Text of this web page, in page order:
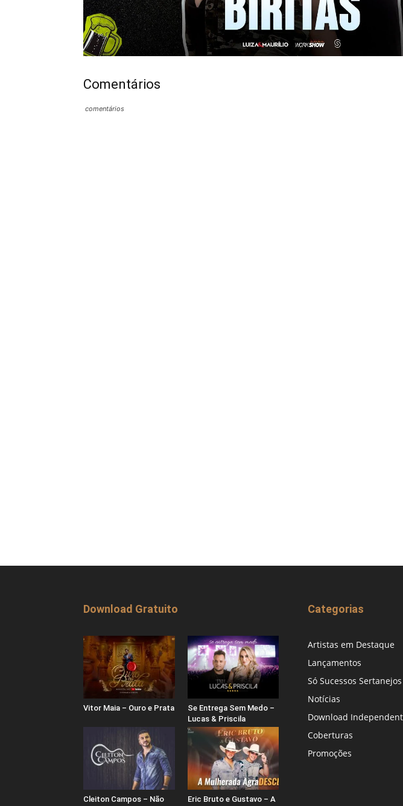
Comentários
comentários
Download Gratuito
Vitor Maia – Ouro e Prata
Se Entrega Sem Medo –
Lucas & Priscila
Cleiton Campos – Não
Eric Bruto e Gustavo – A
Categorias
Artistas em Destaque
Lançamentos
Só Sucessos Sertanejos
Notícias
Download
Coberturas
Promoções